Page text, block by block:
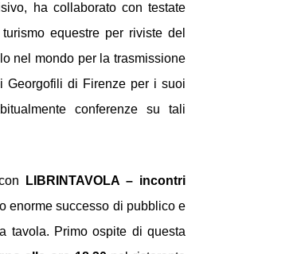
ha collaborato con testate
equestre per riviste del
settore; dal 2017 realizza documentari di viaggi a cavallo nel mondo per la trasmissione
Georgofili di Firenze per i suoi
conferenze su tali
LIBRINTAVOLA – incontri
enorme successo di pubblico e
tavola. Primo ospite di questa